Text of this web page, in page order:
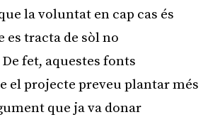
la voluntat en cap cas és
es tracta de sòl no
fet, aquestes fonts
el projecte preveu plantar més
que ja va donar